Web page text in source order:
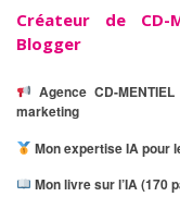
Créateur de CD-
Blogger
Agence CD-
marketing
Mon expertise IA pour
Mon livre sur l’IA (170